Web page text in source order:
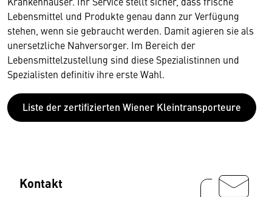
Lebensmittel und Produkte genau dann zur Verfügung
stehen, wenn sie gebraucht werden. Damit agieren sie als
unersetzliche Nahversorger. Im Bereich der
Lebensmittelzustellung sind diese Spezialistinnen und
Spezialisten definitiv ihre erste Wahl.
Liste der zertifizierten Wiener Kleintransporteure
Kontakt